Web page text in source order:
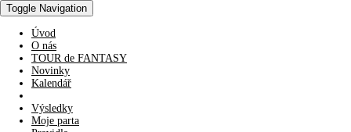
Toggle Navigation
Úvod
O nás
TOUR de FANTASY
Novinky
Kalendář
Výsledky
Moje parta